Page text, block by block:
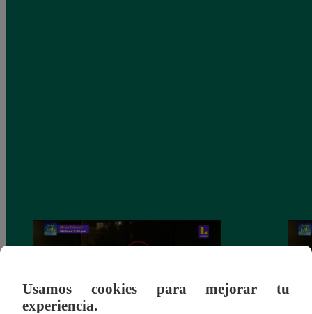
Usamos cookies para mejorar tu
experiencia.